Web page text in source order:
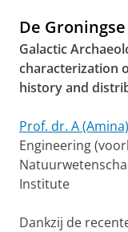
De
Galactic
characterization
history and
Prof. dr. A
Engineering
Institute
Dankzij de